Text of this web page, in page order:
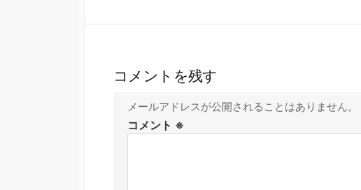
コメントを残す
メールアドレスが公開されることはありません。
コメント ※